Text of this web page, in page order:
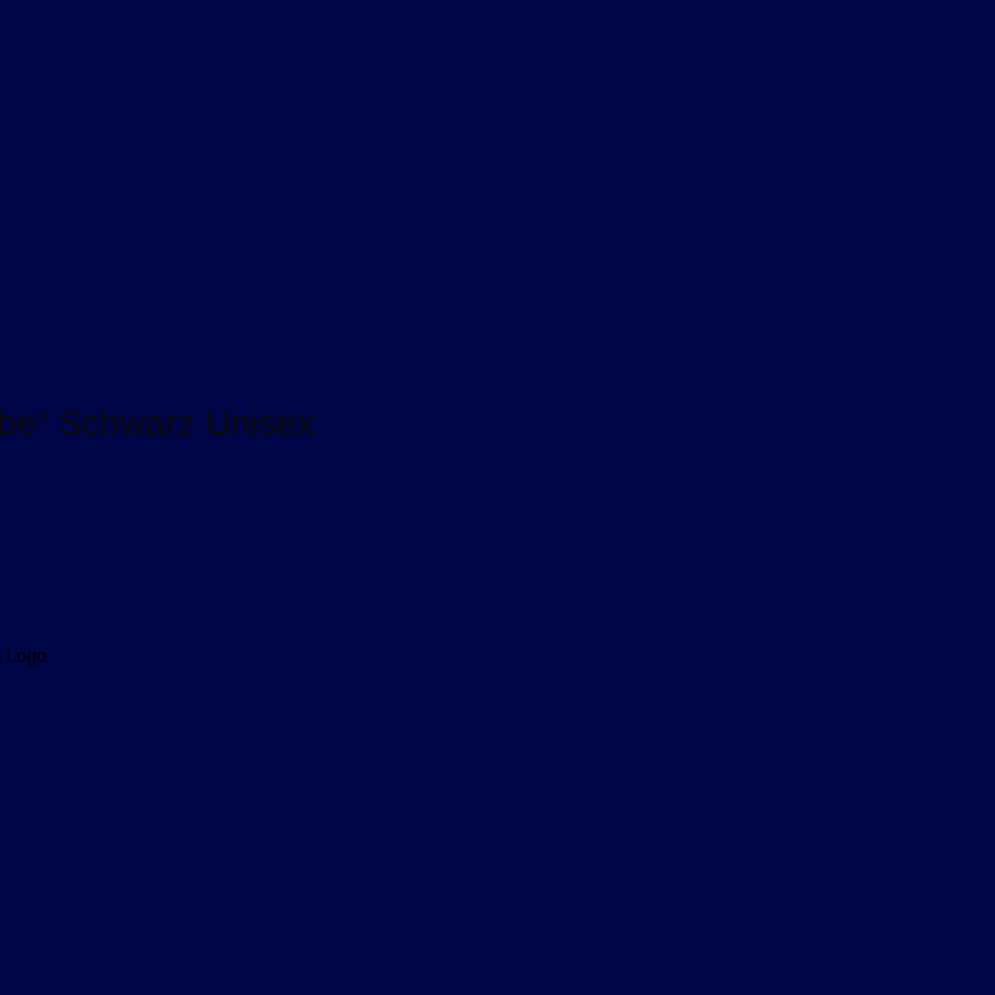
Schwarz Unisex
Logo